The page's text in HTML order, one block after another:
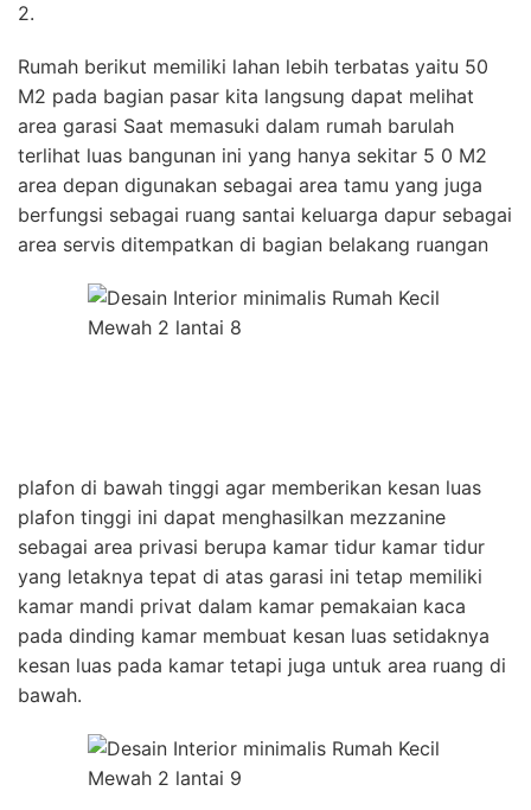
2.
Rumah berikut memiliki lahan lebih terbatas yaitu 50
M2 pada bagian pasar kita langsung dapat melihat
area garasi Saat memasuki dalam rumah barulah
terlihat luas bangunan ini yang hanya sekitar 5 0 M2
area depan digunakan sebagai area tamu yang juga
berfungsi sebagai ruang santai keluarga dapur sebagai
area servis ditempatkan di bagian belakang ruangan
plafon di bawah tinggi agar memberikan kesan luas
plafon tinggi ini dapat menghasilkan mezzanine
sebagai area privasi berupa kamar tidur kamar tidur
yang letaknya tepat di atas garasi ini tetap memiliki
kamar mandi privat dalam kamar pemakaian kaca
pada dinding kamar membuat kesan luas setidaknya
kesan luas pada kamar tetapi juga untuk area ruang di
bawah.